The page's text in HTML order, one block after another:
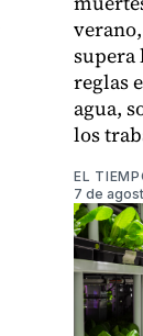
supera
reglas
agua,
los
EL
7 de